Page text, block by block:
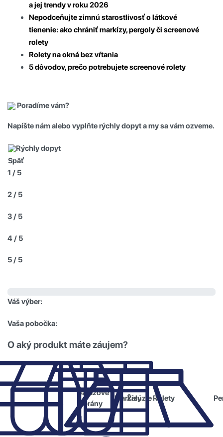
a jej trendy v roku 2026
Nepodceňujte zimnú starostlivosť o látkové
tienenie: ako chrániť markízy, pergoly či screenové
rolety
Rolety na okná bez vŕtania
5 dôvodov, prečo potrebujete screenové rolety
Poradíme vám?
Napíšte nám alebo vyplňte rýchly dopyt a my sa vám ozveme.
Rýchly dopyt
Späť
1 / 5
2 / 5
3 / 5
4 / 5
5 / 5
Váš výber:
Vaša pobočka:
O aký produkt máte záujem?
Garážové
brány
Markízy
ŽalúzieRolety